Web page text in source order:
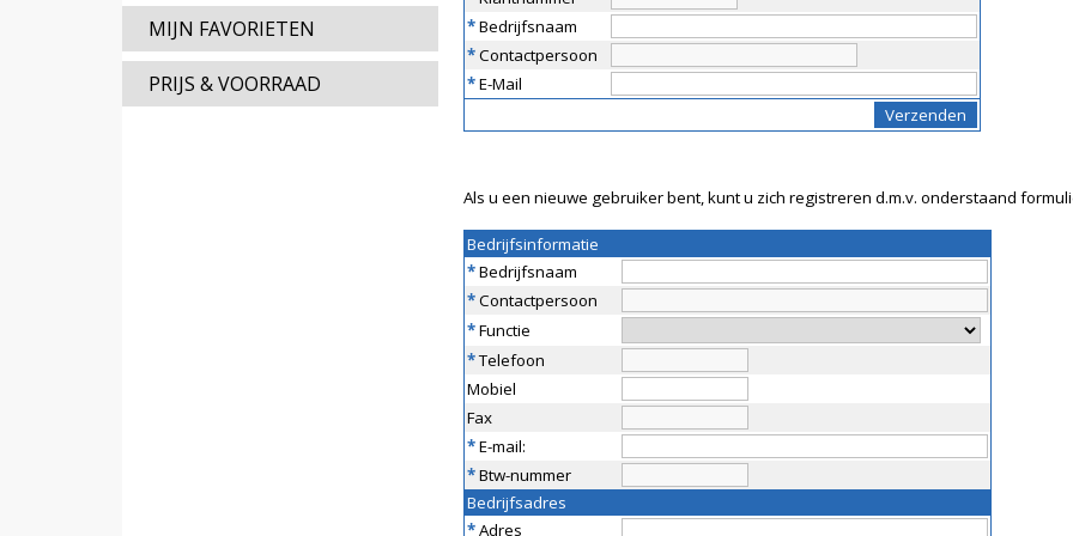
MIJN FAVORIETEN
PRIJS & VOORRAAD
*Bedrijfsnaam
*Contactpersoon
*E-Mail
Als u een nieuwe gebruiker bent, kunt u zich registreren d.m.v. onderstaand
Bedrijfsinformatie
*Bedrijfsnaam
*Contactpersoon
*Functie
*Telefoon
Mobiel
Fax
*E-mail:
*Btw-nummer
Bedrijfsadres
*Adres